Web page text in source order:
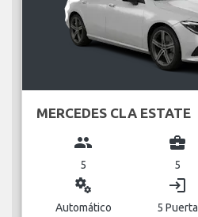
MERCEDES CLA ESTATE
group
5
business_center
5
miscellaneous_services
Automático
login
5 Puerta